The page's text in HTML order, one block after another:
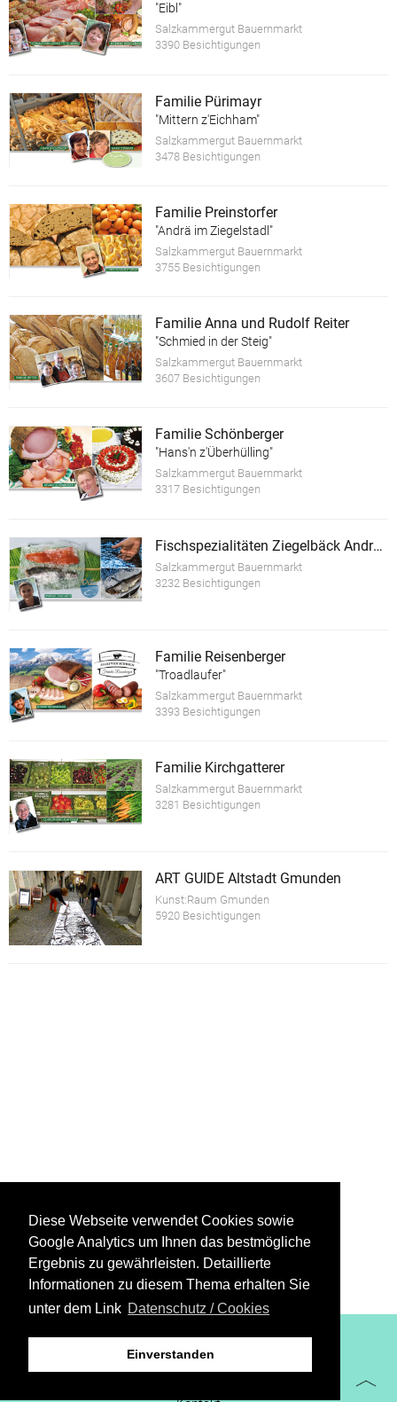
Diese Webseite verwendet Cookies sowie
Google Analytics um Ihnen das bestmögliche
Ergebnis zu gewährleisten. Detaillierte
Informationen zu diesem Thema erhalten Sie
unter dem Link Datenschutz / Cookies
Einverstanden
"Eibl"
Salzkammergut Bauernmarkt
3390 Besichtigungen
Familie Pürimayr
"Mittern z'Eichham"
Salzkammergut Bauernmarkt
3478 Besichtigungen
Familie Preinstorfer
"Andrä im Ziegelstadl"
Salzkammergut Bauernmarkt
3755 Besichtigungen
Familie Anna und Rudolf Reiter
"Schmied in der Steig"
Salzkammergut Bauernmarkt
3607 Besichtigungen
Familie Schönberger
"Hans'n z'Überhülling"
Salzkammergut Bauernmarkt
3317 Besichtigungen
Fischspezialitäten Ziegelbäck Andreas
Salzkammergut Bauernmarkt
3232 Besichtigungen
Familie Reisenberger
"Troadlaufer"
Salzkammergut Bauernmarkt
3393 Besichtigungen
Familie Kirchgatterer
Salzkammergut Bauernmarkt
3281 Besichtigungen
ART GUIDE Altstadt Gmunden
Kunst:Raum Gmunden
5920 Besichtigungen
XiBIT Infoguide 2021